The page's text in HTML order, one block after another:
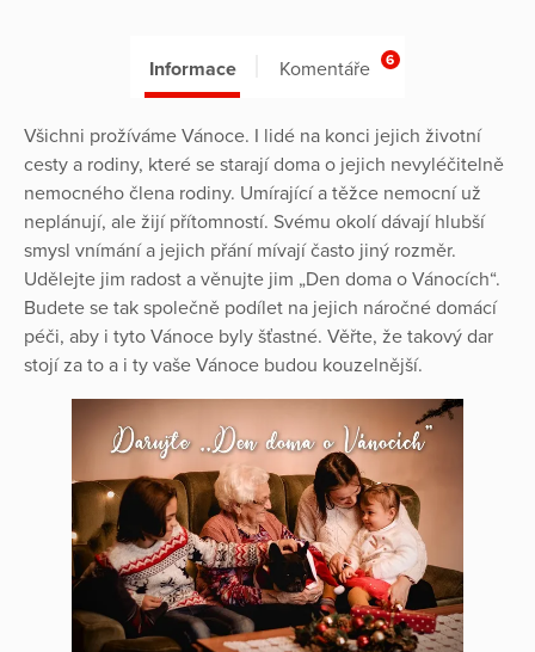
Informace Komentáře 6
Všichni prožíváme Vánoce. I lidé na konci jejich životní
cesty a rodiny, které se starají doma o jejich nevyléčitelně
nemocného člena rodiny. Umírající a těžce nemocní už
neplánují, ale žijí přítomností. Svému okolí dávají hlubší
smysl vnímání a jejich přání mívají často jiný rozměr.
Udělejte jim radost a věnujte jim „Den doma o Vánocích“.
Budete se tak společně podílet na jejich náročné domácí
péči, aby i tyto Vánoce byly šťastné. Věřte, že takový dar
stojí za to a i ty vaše Vánoce budou kouzelnější.